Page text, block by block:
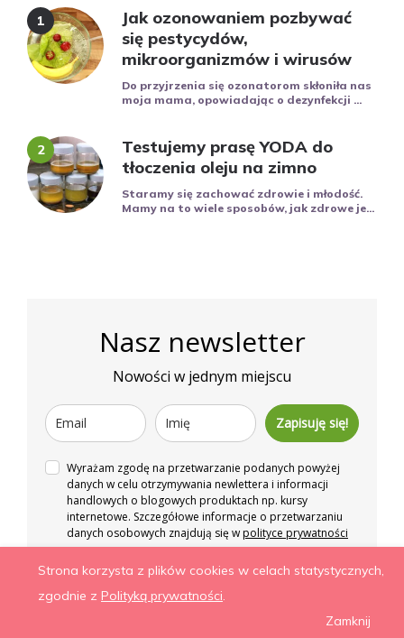
Jak ozonowaniem pozbywać
się pestycydów,
mikroorganizmów i wirusów
Do przyjrzenia się ozonatorom skłoniła nas
moja mama, opowiadając o dezynfekcji ...
Testujemy prasę YODA do
tłoczenia oleju na zimno
Staramy się zachować zdrowie i młodość.
Mamy na to wiele sposobów, jak zdrowe je...
Nasz newsletter
Nowości w jednym miejscu
Zapisuję się!
Wyrażam zgodę na przetwarzanie podanych powyżej
danych w celu otrzymywania newlettera i informacji
handlowych o blogowych produktach np. kursy
internetowe. Szczegółowe informacje o przetwarzaniu
danych osobowych znajdują się wpolityce prywatności
Więcej niż zdrowe odżywianie. Wszelkie prawa
zastrzeżone.
Strona korzysta z plików cookies w celach statystycznych,
zgodnie z Polityką prywatności.
Zamknij